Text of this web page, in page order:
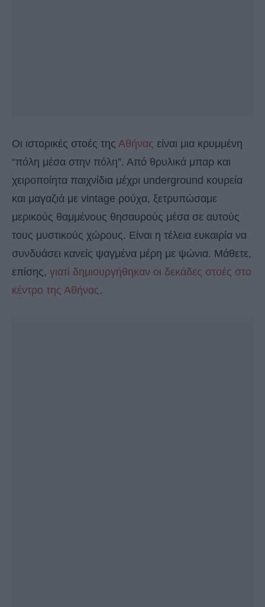
Οι ιστορικές στοές της Αθήνας είναι μια κρυμμένη
“πόλη μέσα στην πόλη”. Από θρυλικά μπαρ και
χειροποίητα παιχνίδια μέχρι underground κουρεία
και μαγαζιά με vintage ρούχα, ξετρυπώσαμε
μερικούς θαμμένους θησαυρούς μέσα σε αυτούς
τους μυστικούς χώρους. Είναι η τέλεια ευκαιρία να
συνδυάσει κανείς ψαγμένα μέρη με ψώνια. Μάθετε,
επίσης, γιατί δημιουργήθηκαν οι δεκάδες στοές στο
κέντρο της Αθήνας.